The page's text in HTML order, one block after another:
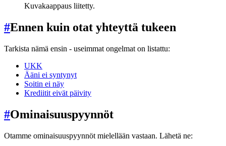
Kuvakaappaus liitetty.
#Ennen kuin otat yhteyttä tukeen
Tarkista nämä ensin - useimmat ongelmat on listattu:
UKK
Ääni ei syntynyt
Soitin ei näy
Krediitit eivät päivity
#Ominaisuuspyynnöt
Otamme ominaisuuspyynnöt mielellään vastaan. Lähetä ne: